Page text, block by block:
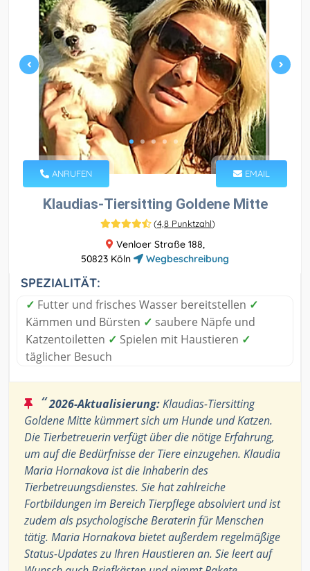
ANRUFEN EMAIL
Klaudias-Tiersitting Goldene Mitte
(4,8 Punktzahl)
Venloer Straße 188,
50823 Köln
Wegbeschreibung
SPEZIALITÄT:
✓ Futter und frisches Wasser bereitstellen ✓
Kämmen und Bürsten ✓ saubere Näpfe und
Katzentoiletten ✓ Spielen mit Haustieren ✓
täglicher Besuch
“2026-Aktualisierung:Klaudias-Tiersitting
Goldene Mitte kümmert sich um Hunde und Katzen.
Die Tierbetreuerin verfügt über die nötige Erfahrung,
um auf die Bedürfnisse der Tiere einzugehen. Klaudia
Maria Hornakova ist die Inhaberin des
Tierbetreuungsdienstes. Sie hat zahlreiche
Fortbildungen im Bereich Tierpflege absolviert und ist
zudem als psychologische Beraterin für Menschen
tätig. Maria Hornakova bietet außerdem regelmäßige
Status-Updates zu Ihren Haustieren an. Sie leert auf